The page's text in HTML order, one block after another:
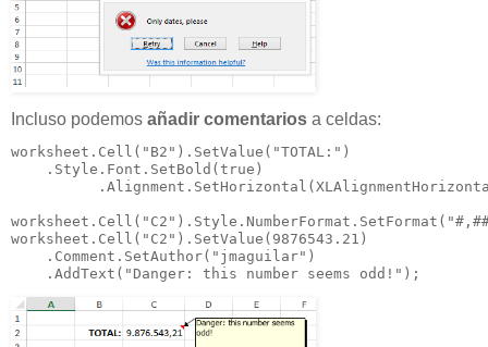
Incluso podemos añadir comentarios a celdas:
worksheet.Cell("B2").SetValue("TOTAL:")
    .Style.Font.SetBold(true)
worksheet.Cell("C2").SetValue(9876543.21)
    .Comment.SetAuthor("jmaguilar")
    .AddText("Danger: this number seems odd!");